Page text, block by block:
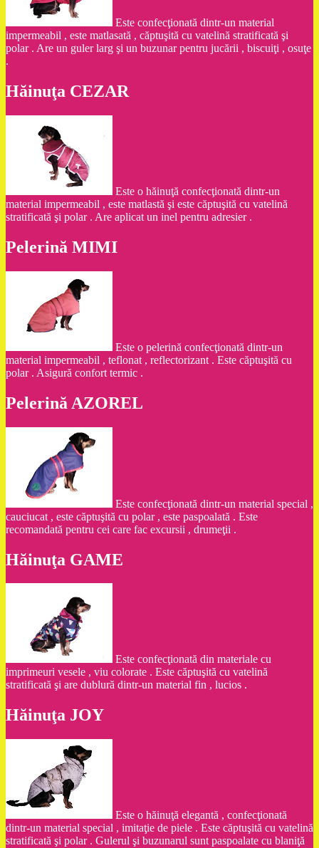
Este confecţionată dintr-un material
impermeabil , este matlasată , căptuşită cu vatelină stratificată şi
polar . Are un guler larg şi un buzunar pentru jucării , biscuiţi , osuţe
.
Hăinuţa CEZAR
Este o hăinuţă confecţionată dintr-un
material impermeabil , este matlastă şi este căptuşită cu vatelină
stratificată şi polar . Are aplicat un inel pentru adresier .
Pelerină MIMI
Este o pelerină confecţionată dintr-un
material impermeabil , teflonat , reflectorizant . Este căptuşită cu
polar . Asigură confort termic .
Pelerină AZOREL
Este confecţionată dintr-un material special ,
cauciucat , este căptuşită cu polar , este paspoalată . Este
recomandată pentru cei care fac excursii , drumeţii .
Hăinuţa GAME
Este confecţionată din materiale cu
imprimeuri vesele , viu colorate . Este căptuşită cu vatelină
stratificată şi are dublură dintr-un material fin , lucios .
Hăinuţa JOY
Este o hăinuţă elegantă , confecţionată
dintr-un material special , imitaţie de piele . Este căptuşită cu vatelină
stratificată şi polar . Gulerul şi buzunarul sunt paspoalate cu blaniţă